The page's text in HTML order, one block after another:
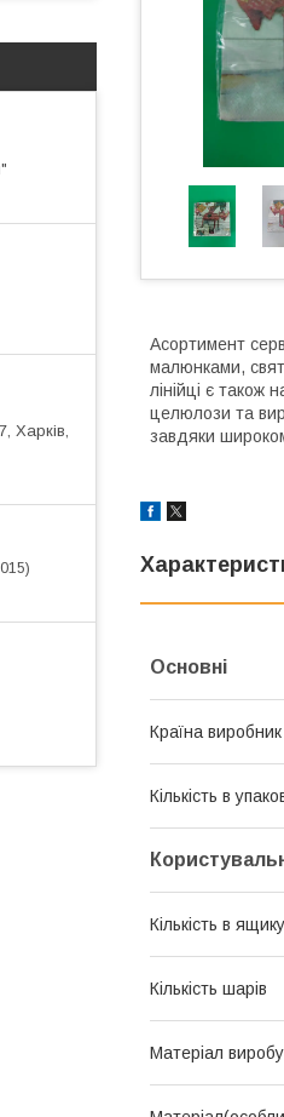
Асортимент
малюнками,
лінійці є також
целюлози та
завдяки
Основні
Країна виробник
Кількість в
Кількість в ящику
Кількість шарів
Матеріал виробу
Харків,